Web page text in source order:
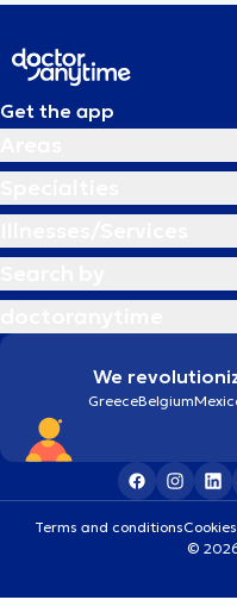
Get the app
We
GreeceBelgium
Terms and conditionsCookies
©